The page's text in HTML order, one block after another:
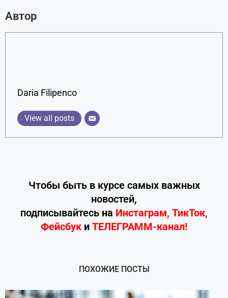
Автор
Daria Filipenco
View all posts
Чтобы быть в курсе самых важных
новостей,
подписывайтесь на Инстаграм, ТикТок,
Фейсбук и ТЕЛЕГРАММ-канал!
ПОХОЖИЕ ПОСТЫ